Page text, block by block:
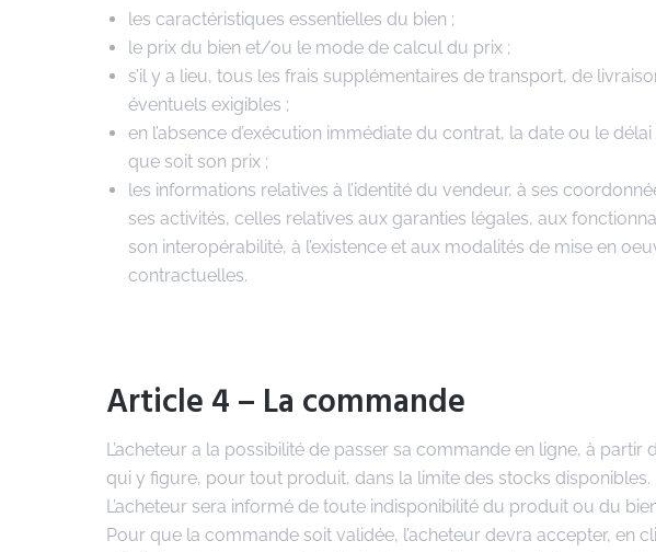
les caractéristiques essentielles du bien ;
le prix du bien et/ou le mode de calcul du prix ;
s’il y a lieu, tous les frais supplémentaires de transport, de
éventuels exigibles ;
en l’absence d’exécution immédiate du contrat, la date ou le
que soit son prix ;
les informations relatives à l’identité du vendeur, à ses
ses activités, celles relatives aux garanties légales, aux
son interopérabilité, à l’existence et aux modalités de mise en
contractuelles.
Article 4 – La commande
L’acheteur a la possibilité de passer sa commande en ligne, à
qui y figure, pour tout produit, dans la limite des stocks disponibles.
L’acheteur sera informé de toute indisponibilité du produit ou du
Pour que la commande soit validée, l’acheteur devra accepter, en